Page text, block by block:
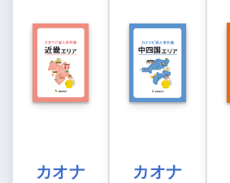
カオナ
カオナ